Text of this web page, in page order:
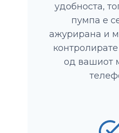
удобноста,
пумпа е
ажурирана и
од вашиот